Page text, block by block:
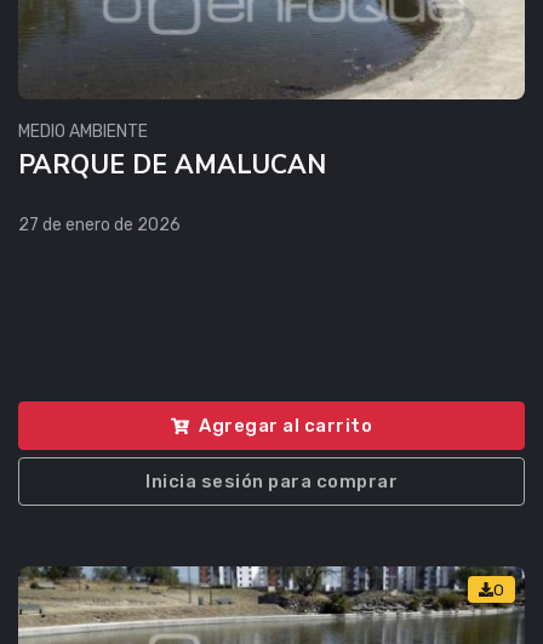
MEDIO AMBIENTE
PARQUE DE AMALUCAN
27 de enero de 2026
Agregar al carrito
Inicia sesión para comprar
0